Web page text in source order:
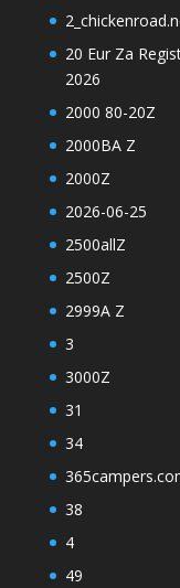
20 Eur Za
2026
2000 80-20Z
2000BA Z
2000Z
2026-06-25
2500allZ
2500Z
2999A Z
3
3000Z
31
34
38
4
49